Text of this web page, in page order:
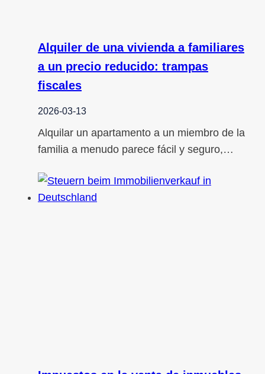
Alquiler de una vivienda a familiares
a un precio reducido: trampas
fiscales
2026-03-13
Alquilar un apartamento a un miembro de la
familia a menudo parece fácil y seguro,…